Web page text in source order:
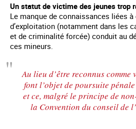
Un statut de victime des jeunes trop
Le manque de connaissances liées
d’exploitation (notamment dans les
et de criminalité forcée) conduit au
ces mineurs.
Au lieu d’être reconnus comme
font l’objet de poursuite
et ce, malgré le principe de
la Convention du conseil de